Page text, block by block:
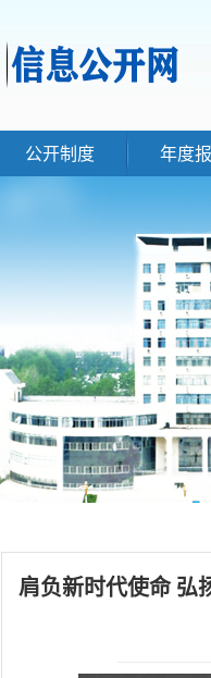
公开制度 年度
肩负新时代使命